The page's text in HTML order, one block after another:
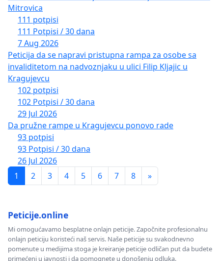
Mitrovica
111 potpisi
111 Potpisi / 30 dana
7 Aug 2026
Peticija da se napravi pristupna rampa za osobe sa
invaliditetom na nadvoznjaku u ulici Filip Kljajic u
Kragujevcu
102 potpisi
102 Potpisi / 30 dana
29 Jul 2026
Da pružne rampe u Kragujevcu ponovo rade
93 potpisi
93 Potpisi / 30 dana
26 Jul 2026
1
2 3 4 5 6 7 8 »
Peticije.online
Mi omogućavamo besplatne onlajn peticije. Započnite profesionalnu
onlajn peticiju koristeći naš servis. Naše peticije su svakodnevno
pomenute u medijima stoga je kreiranje peticije odličan put da budete
primećeni u javnosti i da pomognete u donošenju odluka.